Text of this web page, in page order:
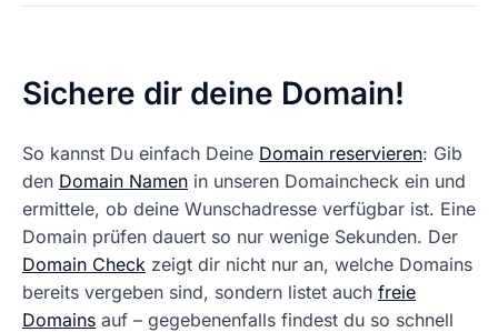
Sichere dir deine Domain!
So kannst Du einfach Deine Domain reservieren: Gib
den Domain Namen in unseren Domaincheck ein und
ermittele, ob deine Wunschadresse verfügbar ist. Eine
Domain prüfen dauert so nur wenige Sekunden. Der
Domain Check zeigt dir nicht nur an, welche Domains
bereits vergeben sind, sondern listet auch freie
Domains auf – gegebenenfalls findest du so schnell